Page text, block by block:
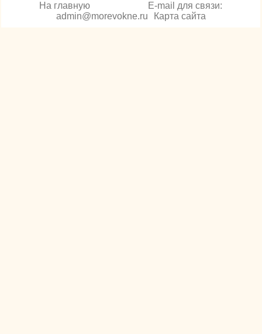
На главную
E-mail для связи:
admin@morevokne.ru
Карта сайта